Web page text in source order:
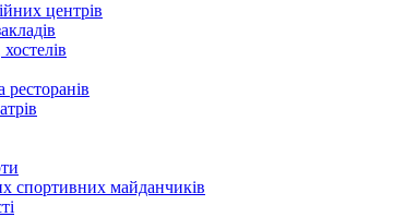
центрів
ресторанів
спортивних майданчиків